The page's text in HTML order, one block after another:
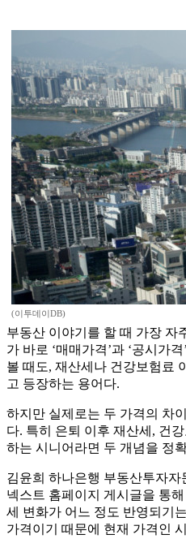
(이투데이DB)
부동산 이야기를 할 때 가장 자
가 바로 ‘매매가격’과 ‘공시가
볼 때도, 재산세나 건강보험료
고 등장하는 용어다.
하지만 실제로는 두 가격의 차
다. 특히 은퇴 이후 재산세, 건
하는 시니어라면 두 개념을 정
김윤희 하나은행 부동산투자
넥스트 홈페이지 게시글을 통
세 변화가 어느 정도 반영되기
가격이기 때문에 현재 가격인